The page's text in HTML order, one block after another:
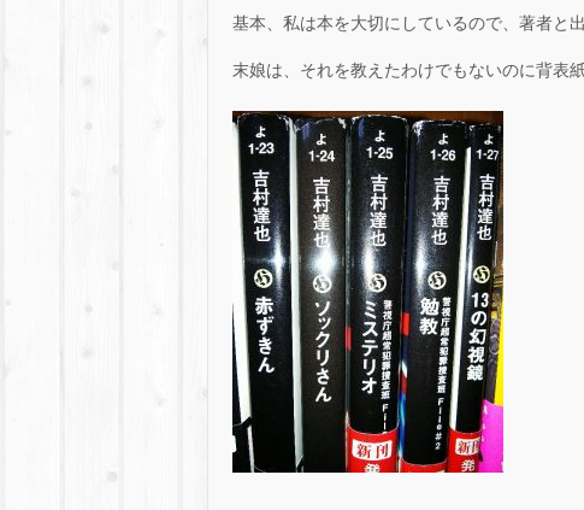
基本、私は本を大切にしているので、著者と
末娘は、それを教えたわけでもないのに背表